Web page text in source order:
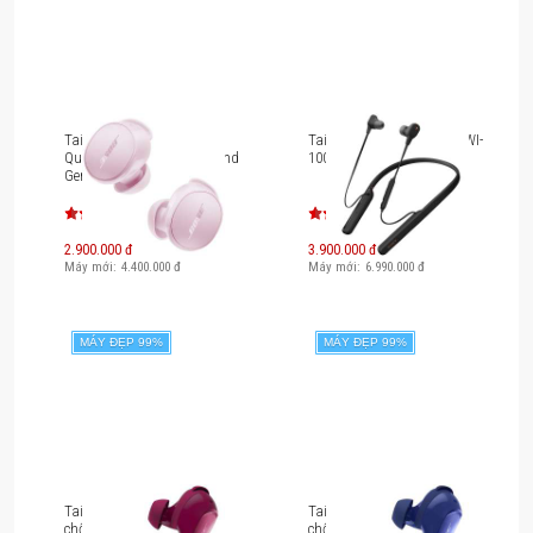
bảo thân đồng hồ chắc chắn trong khi dây đeo bằng
Tai nghe chống ồn Bose
QuietComfort Earbuds (2nd
Gen) (New Color)
2.900.000 đ
Máy mới: 4.400.000 đ
Tai nghe Neckband Sony WI-
1000XM2
3.900.000 đ
Máy mới: 6.990.000đ
MÁY ĐẸP 99%
Tai nghe True Wireless
chống ồn Bose
MÁY ĐẸP 99%
Tai nghe True Wireless
chống ồn Bose